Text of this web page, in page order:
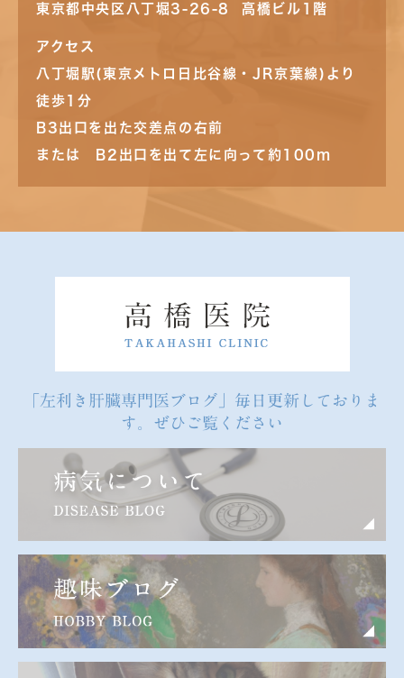
東京都中央区八丁堀3-26-8 高橋ビル1階
アクセス
八丁堀駅(東京メトロ日比谷線・JR京葉線)より
徒歩1分
B3出口を出た交差点の右前
または B2出口を出て左に向って約100m
「左利き肝臓専門医ブログ」毎日更新しておりま
す。ぜひご覧ください